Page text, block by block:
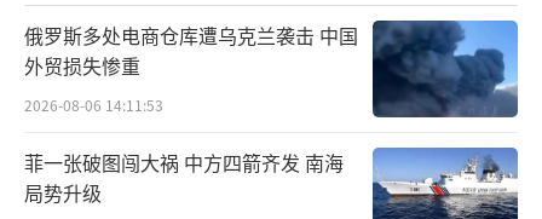
俄罗斯多处电商仓库遭乌克兰袭击 中国
外贸损失惨重
2026-08-06 14:11:53
菲一张破图闯大祸 中方四箭齐发 南海
局势升级